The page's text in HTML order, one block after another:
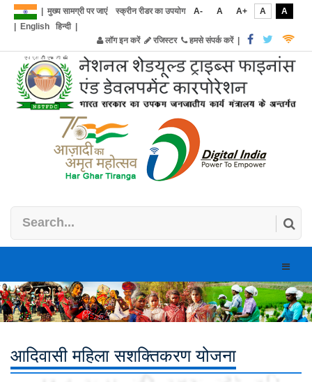
मुख्य सामग्री पर जाएं स्क्रीन रीडर का उपयोग A- A A+ A
A
English हिन्दी|
लॉग इन करें
रजिस्टर हमसे संपर्क करें|
Toggle
आदिवासी महिला सशक्तिकरण योजना